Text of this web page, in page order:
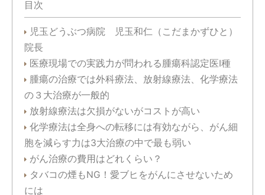
目次
児玉どうぶつ病院 児玉和仁（こだまかずひと）
院長
医療現場での実践力が問われる腫瘍科認定医I種
腫瘍の治療では外科療法、放射線療法、化学療法
の３大治療が一般的
放射線療法は欠損がないがコストが高い
化学療法は全身への転移には有効ながら、がん細
胞を減らす力は3大治療の中で最も弱い
がん治療の費用はどれくらい？
タバコの煙もNG！愛ブヒをがんにさせないため
には